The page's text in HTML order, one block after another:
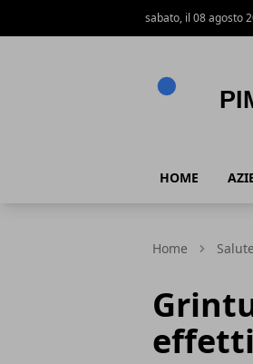
sabato, il 08 agosto
HOME
Home Salute